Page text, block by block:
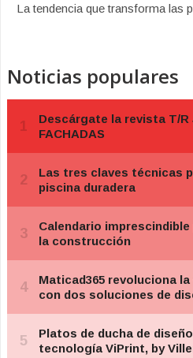
La tendencia que transforma las
Noticias populares